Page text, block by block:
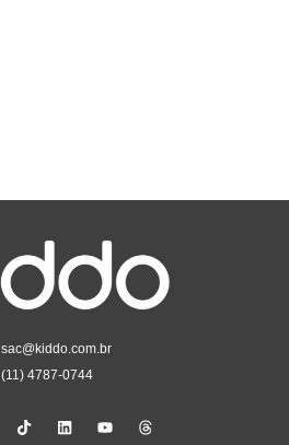
sac@kiddo.com.br
(11) 4787-0744